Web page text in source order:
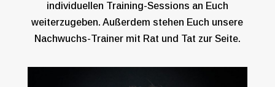
individuellen Training-Sessions an Euch
weiterzugeben. Außerdem stehen Euch unsere
Nachwuchs-Trainer mit Rat und Tat zur Seite.